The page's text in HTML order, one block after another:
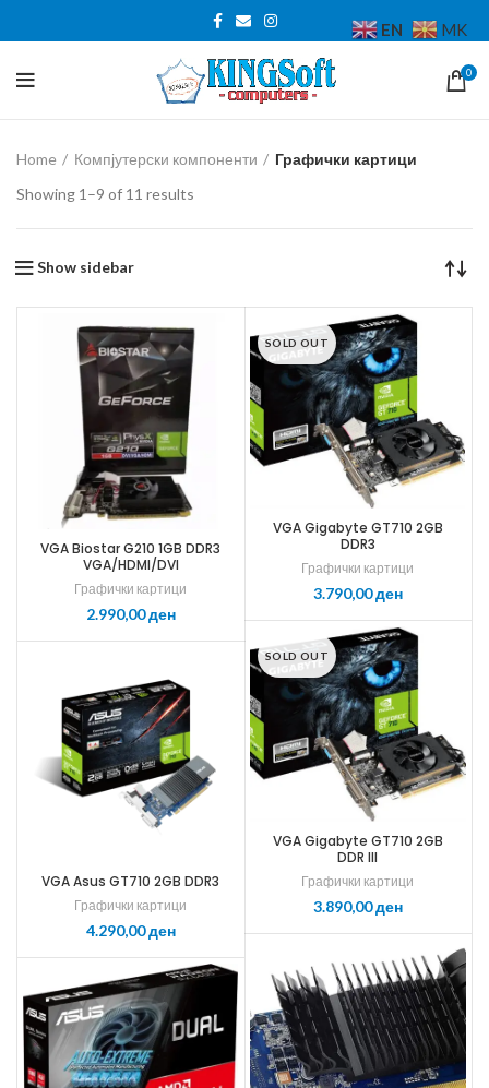
0
Home Компјутерски компоненти
Графички картици
Showing 1–9 of 11 results
high
Show sidebar
VGA Biostar G210 1GB DDR3
VGA/HDMI/DVI
Графички картици
ден
SOLD OUT
VGA Gigabyte GT710 2GB
DDR3
Графички картици
ден
SOLD OUT
VGA Gigabyte GT710 2GB
DDR III
Графички картици
ден
VGA Asus GT710 2GB DDR3
Графички картици
ден
EN MK